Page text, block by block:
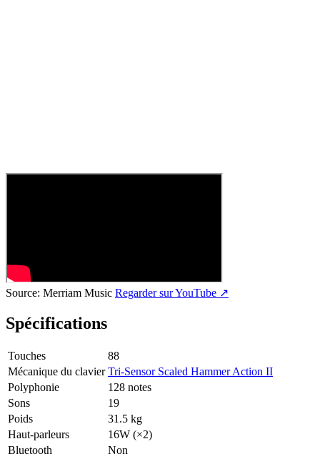
Source: Merriam Music Regarder sur YouTube ↗
Spécifications
Touches
88
Mécanique du clavier Tri-Sensor Scaled Hammer Action II
Polyphonie
128 notes
Sons
19
Poids
31.5 kg
Haut-parleurs
16W (×2)
Bluetooth
Non